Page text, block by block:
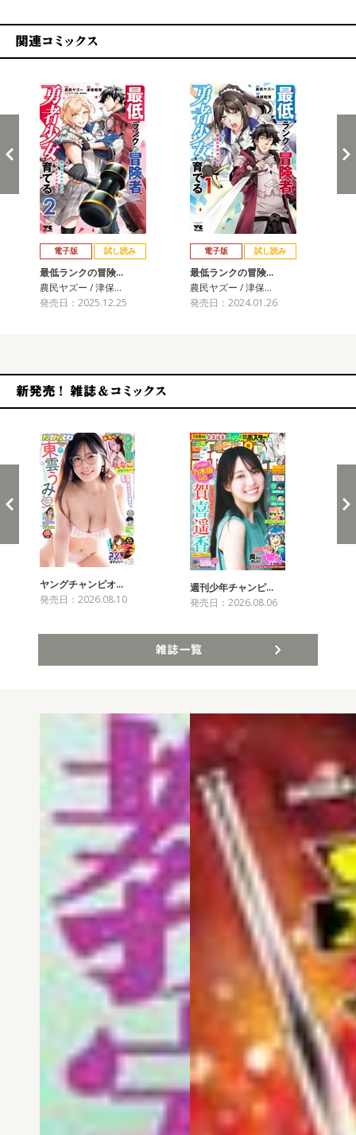
電子版 試し読み
最低ランクの冒険…
農民ヤズー / 津保…
発売日：2025.12.25
電子版 試し読み
最低ランクの冒険…
農民ヤズー / 津保…
発売日：2024.01.26
ヤングチャンピオ…
発売日：2026.08.10
週刊少年チャンピ…
発売日：2026.08.06